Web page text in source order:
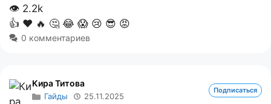
👁 2.2k
👍 ❤️ 🔥 🤔 😂 😱 😢 😎 😡
0 комментариев
Кира Титова
Гайды 25.11.2025
Подписаться